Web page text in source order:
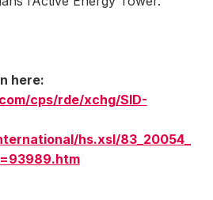
here:
cps/rde/xchg/SID-
hs.xsl/83_20054_